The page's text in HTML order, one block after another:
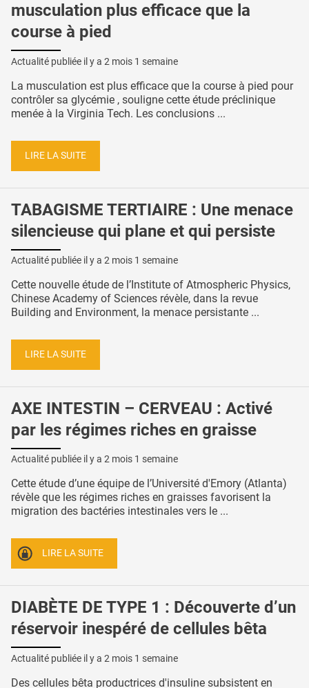
musculation plus efficace que la
course à pied
Actualité publiée il y a 2 mois 1 semaine
La musculation est plus efficace que la course à pied pour
contrôler sa glycémie , souligne cette étude préclinique
menée à la Virginia Tech. Les conclusions ...
LIRE LA SUITE
TABAGISME TERTIAIRE : Une menace
silencieuse qui plane et qui persiste
Actualité publiée il y a 2 mois 1 semaine
Cette nouvelle étude de l’Institute of Atmospheric Physics,
Chinese Academy of Sciences révèle, dans la revue
Building and Environment, la menace persistante ...
LIRE LA SUITE
AXE INTESTIN – CERVEAU : Activé
par les régimes riches en graisse
Actualité publiée il y a 2 mois 1 semaine
Cette étude d’une équipe de l’Université d'Emory (Atlanta)
révèle que les régimes riches en graisses favorisent la
migration des bactéries intestinales vers le ...
LIRE LA SUITE
DIABÈTE DE TYPE 1 : Découverte d’un
réservoir inespéré de cellules bêta
Actualité publiée il y a 2 mois 1 semaine
Des cellules bêta productrices d'insuline subsistent en